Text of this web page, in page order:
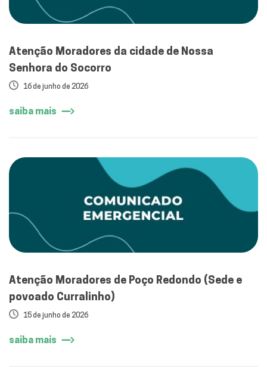
Atenção Moradores da cidade de Nossa
Senhora do Socorro
16 de junho de 2026
saiba mais
Atenção Moradores de Poço Redondo (Sede e
povoado Curralinho)
15 de junho de 2026
saiba mais